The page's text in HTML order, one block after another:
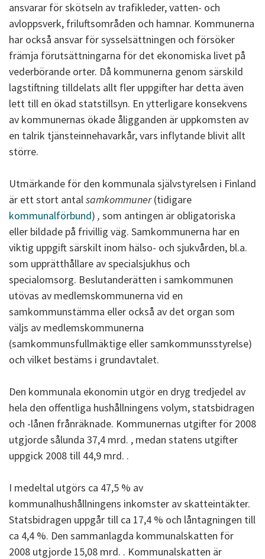
ansvarar för skötseln av trafikleder, vatten- och
avloppsverk, friluftsområden och hamnar. Kommunerna
har också ansvar för sysselsättningen och försöker
främja förutsättningarna för det ekonomiska livet på
vederbörande orter. Då kommunerna genom särskild
lagstiftning tilldelats allt fler uppgifter har detta även
lett till en ökad statstillsyn. En ytterligare konsekvens
av kommunernas ökade åligganden är uppkomsten av
en talrik tjänsteinnehavarkår, vars inflytande blivit allt
större.
Utmärkande för den kommunala självstyrelsen i Finland
är ett stort antalsamkommuner(tidigare
kommunalförbund) , som antingen är obligatoriska
eller bildade på frivillig väg. Samkommunerna har en
viktig uppgift särskilt inom hälso- och sjukvården, bl.a.
som upprätthållare av specialsjukhus och
specialomsorg. Beslutanderätten i samkommunen
utövas av medlemskommunerna vid en
samkommunstämma eller också av det organ som
väljs av medlemskommunerna
(samkommunsfullmäktige eller samkommunsstyrelse)
och vilket bestäms i grundavtalet.
Den kommunala ekonomin utgör en dryg tredjedel av
hela den offentliga hushållningens volym, statsbidragen
och -lånen frånräknade. Kommunernas utgifter för 2008
utgjorde sålunda 37,4 mrd. , medan statens utgifter
uppgick 2008 till 44,9 mrd. .
I medeltal utgörs ca 47,5 % av
kommunalhushållningens inkomster av skatteintäkter.
Statsbidragen uppgår till ca 17,4 % och låntagningen till
ca 4,4 %. Den sammanlagda kommunalskatten för
2008 utgjorde 15,08 mrd. . Kommunalskatten är